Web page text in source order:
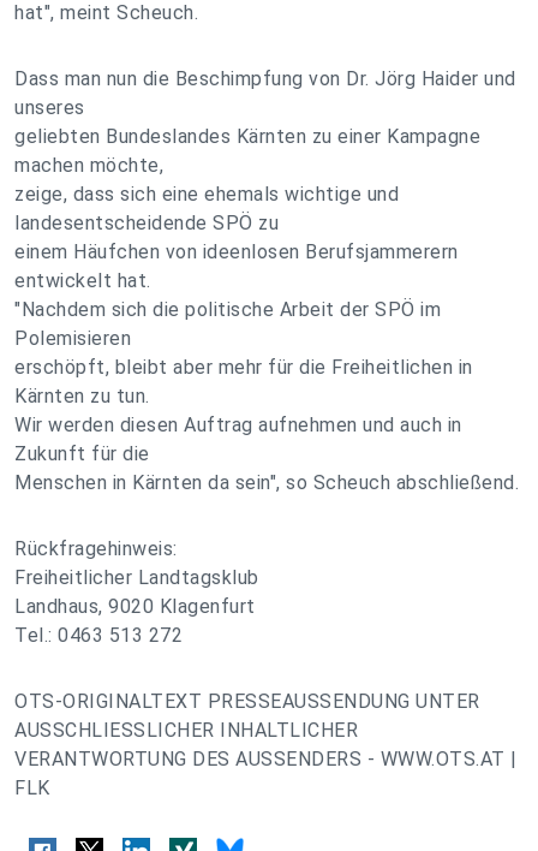
hat", meint Scheuch.
Dass man nun die Beschimpfung von Dr. Jörg Haider und
unseres
geliebten Bundeslandes Kärnten zu einer Kampagne
machen möchte,
zeige, dass sich eine ehemals wichtige und
landesentscheidende SPÖ zu
einem Häufchen von ideenlosen Berufsjammerern
entwickelt hat.
"Nachdem sich die politische Arbeit der SPÖ im
Polemisieren
erschöpft, bleibt aber mehr für die Freiheitlichen in
Kärnten zu tun.
Wir werden diesen Auftrag aufnehmen und auch in
Zukunft für die
Menschen in Kärnten da sein", so Scheuch abschließend.
Rückfragehinweis:
Freiheitlicher Landtagsklub
Landhaus, 9020 Klagenfurt
Tel.: 0463 513 272
OTS-ORIGINALTEXT PRESSEAUSSENDUNG UNTER
AUSSCHLIESSLICHER INHALTLICHER
VERANTWORTUNG DES AUSSENDERS - WWW.OTS.AT |
FLK